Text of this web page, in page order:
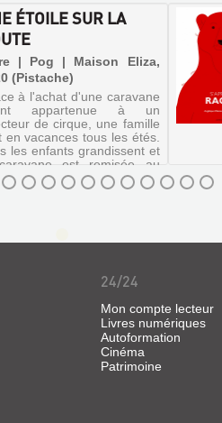
et é...
ÉTOILE SUR LA
| Pog | Maison Eliza,
(Pistache)
à l'achat d'une caravane
appartenue à un
de cirque, une famille
en vacances tous les étés.
les enfants grandissent et
est remisée au
du jardin. Un album sur la
la tr...
24/24
Mon compte lecteur
Livres numériques
Autoformation
Cinéma
Patrimoine